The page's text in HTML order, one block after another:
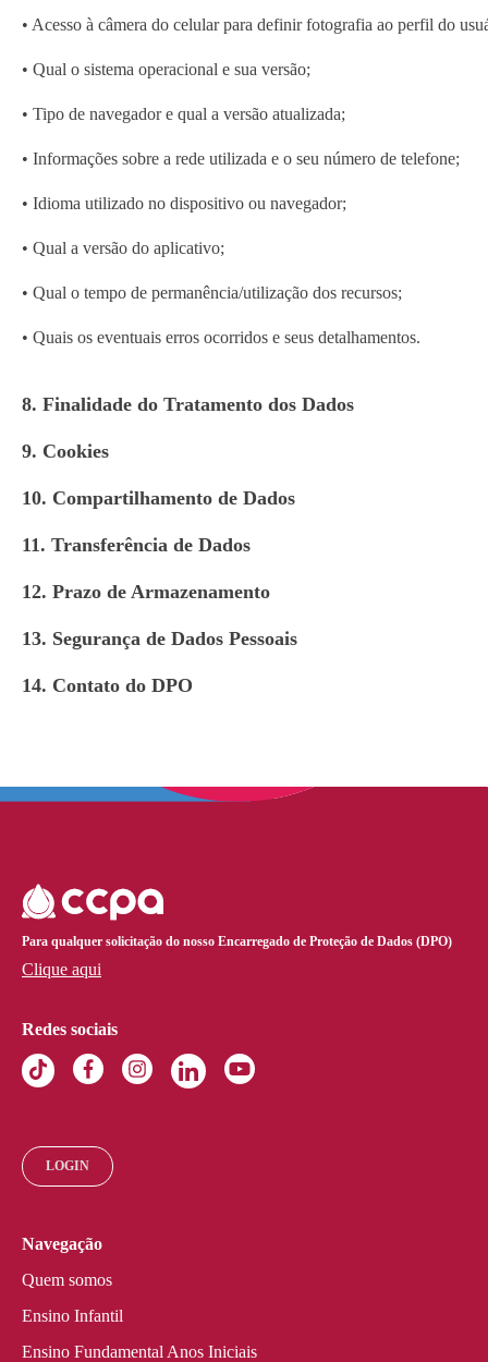
• Acesso à câmera do celular para definir fotografia ao perfil do
• Qual o sistema operacional e sua versão;
• Tipo de navegador e qual a versão atualizada;
• Informações sobre a rede utilizada e o seu número de telefone;
• Idioma utilizado no dispositivo ou navegador;
• Qual a versão do aplicativo;
• Qual o tempo de permanência/utilização dos recursos;
• Quais os eventuais erros ocorridos e seus detalhamentos.
8. Finalidade do Tratamento dos Dados
9. Cookies
10. Compartilhamento de Dados
11. Transferência de Dados
12. Prazo de Armazenamento
13. Segurança de Dados Pessoais
14. Contato do DPO
Para qualquer solicitação do nosso Encarregado de Proteção de Dados (DPO)
Clique aqui
Redes sociais
LOGIN
Navegação
Quem somos
Ensino Infantil
Ensino Fundamental Anos Iniciais